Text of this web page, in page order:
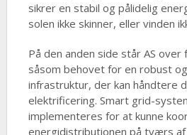
sikrer en stabil og pålidelig
solen ikke skinner, eller vinden
På den anden side står AS
såsom behovet for en robust
infrastruktur, der kan håndtere
elektrificering. Smart grid-
implementeres for at kunne
energidistributionen på tværs af